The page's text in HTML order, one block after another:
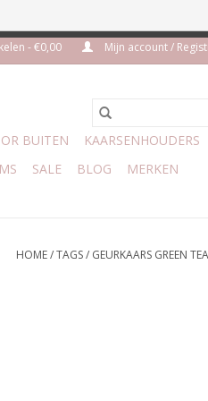
- €0,00 Mijn account /
BUITEN
KAARSENHOUDERS
SALE BLOG MERKEN
HOME/TAGS/ GEURKAARS GREEN